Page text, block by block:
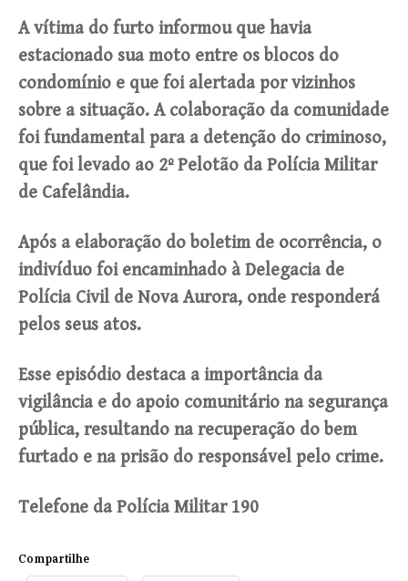
A vítima do furto informou que havia
estacionado sua moto entre os blocos do
condomínio e que foi alertada por vizinhos
sobre a situação. A colaboração da comunidade
foi fundamental para a detenção do criminoso,
que foi levado ao 2º Pelotão da Polícia Militar
de Cafelândia.
Após a elaboração do boletim de ocorrência, o
indivíduo foi encaminhado à Delegacia de
Polícia Civil de Nova Aurora, onde responderá
pelos seus atos.
Esse episódio destaca a importância da
vigilância e do apoio comunitário na segurança
pública, resultando na recuperação do bem
furtado e na prisão do responsável pelo crime.
Telefone da Polícia Militar 190
Compartilhe